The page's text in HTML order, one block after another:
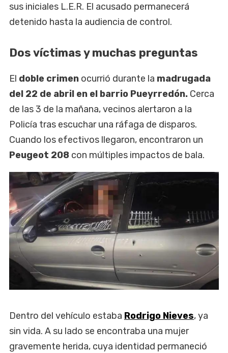
sus iniciales L.E.R. El acusado permanecerá
detenido hasta la audiencia de control.
Dos víctimas y muchas preguntas
El doble crimen ocurrió durante la madrugada
del 22 de abril en el barrio Pueyrredón. Cerca
de las 3 de la mañana, vecinos alertaron a la
Policía tras escuchar una ráfaga de disparos.
Cuando los efectivos llegaron, encontraron un
Peugeot 208 con múltiples impactos de bala.
Dentro del vehículo estaba Rodrigo Nieves, ya
sin vida. A su lado se encontraba una mujer
gravemente herida, cuya identidad permaneció